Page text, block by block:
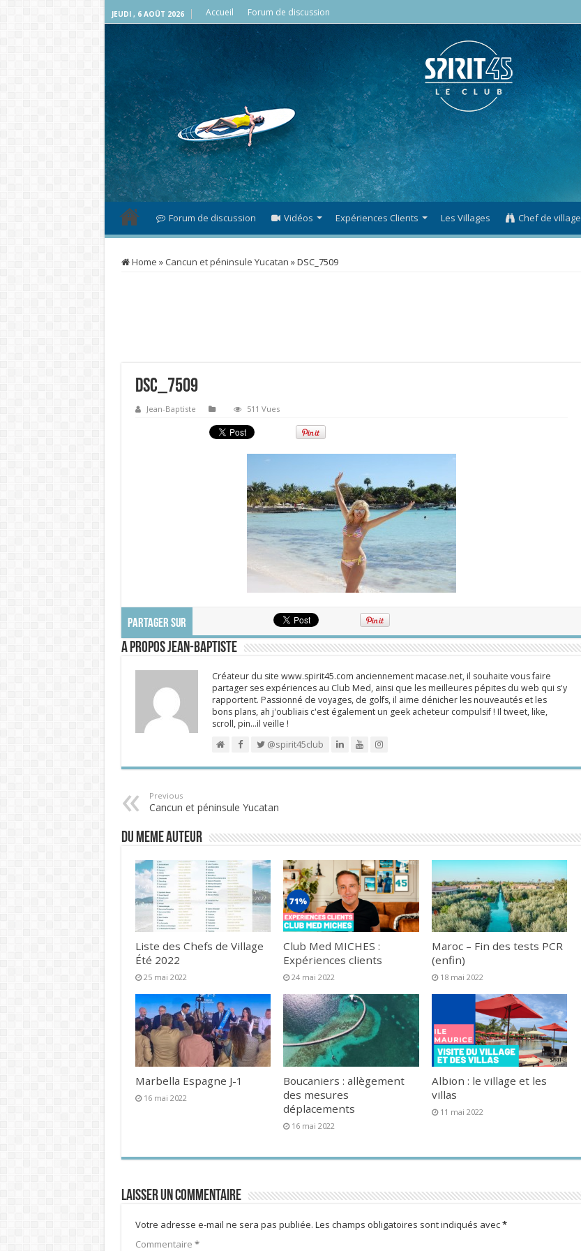
JEUDI , 6 AOÛT 2026 Accueil Forum de discussion
Forum de discussion Vidéos Expériences Clients Les Villages Chef de village
Home » Cancun et péninsule Yucatan »DSC_7509
DSC_7509
Jean-Baptiste 511 Vues
PARTAGER SUR
A propos Jean-Baptiste
Créateur du site www.spirit45.com anciennement macase.net, il souhaite vous faire
partager ses expériences au Club Med, ainsi que les meilleures pépites du web qui s'y
rapportent. Passionné de voyages, de golfs, il aime dénicher les nouveautés et les
bons plans, ah j'oubliais c'est également un geek acheteur compulsif ! Il tweet, like,
scroll, pin…il veille !
@spirit45club
Previous
Cancun et péninsule Yucatan
DU MEME AUTEUR
Liste des Chefs de Village
Été 2022
25 mai 2022
Club Med MICHES :
Expériences clients
24 mai 2022
Maroc – Fin des tests PCR
(enfin)
18 mai 2022
Marbella Espagne J-1
16 mai 2022
Boucaniers : allègement
des mesures
déplacements
16 mai 2022
Albion : le village et les
villas
11 mai 2022
Laisser un commentaire
Votre adresse e-mail ne sera pas publiée. Les champs obligatoires sont indiqués avec*
Commentaire *